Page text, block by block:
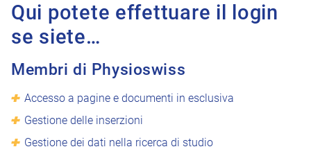
Qui potete effettuare il login
se siete…
Membri di Physioswiss
Accesso a pagine e documenti in esclusiva
Gestione delle inserzioni
Gestione dei dati nella ricerca di studio